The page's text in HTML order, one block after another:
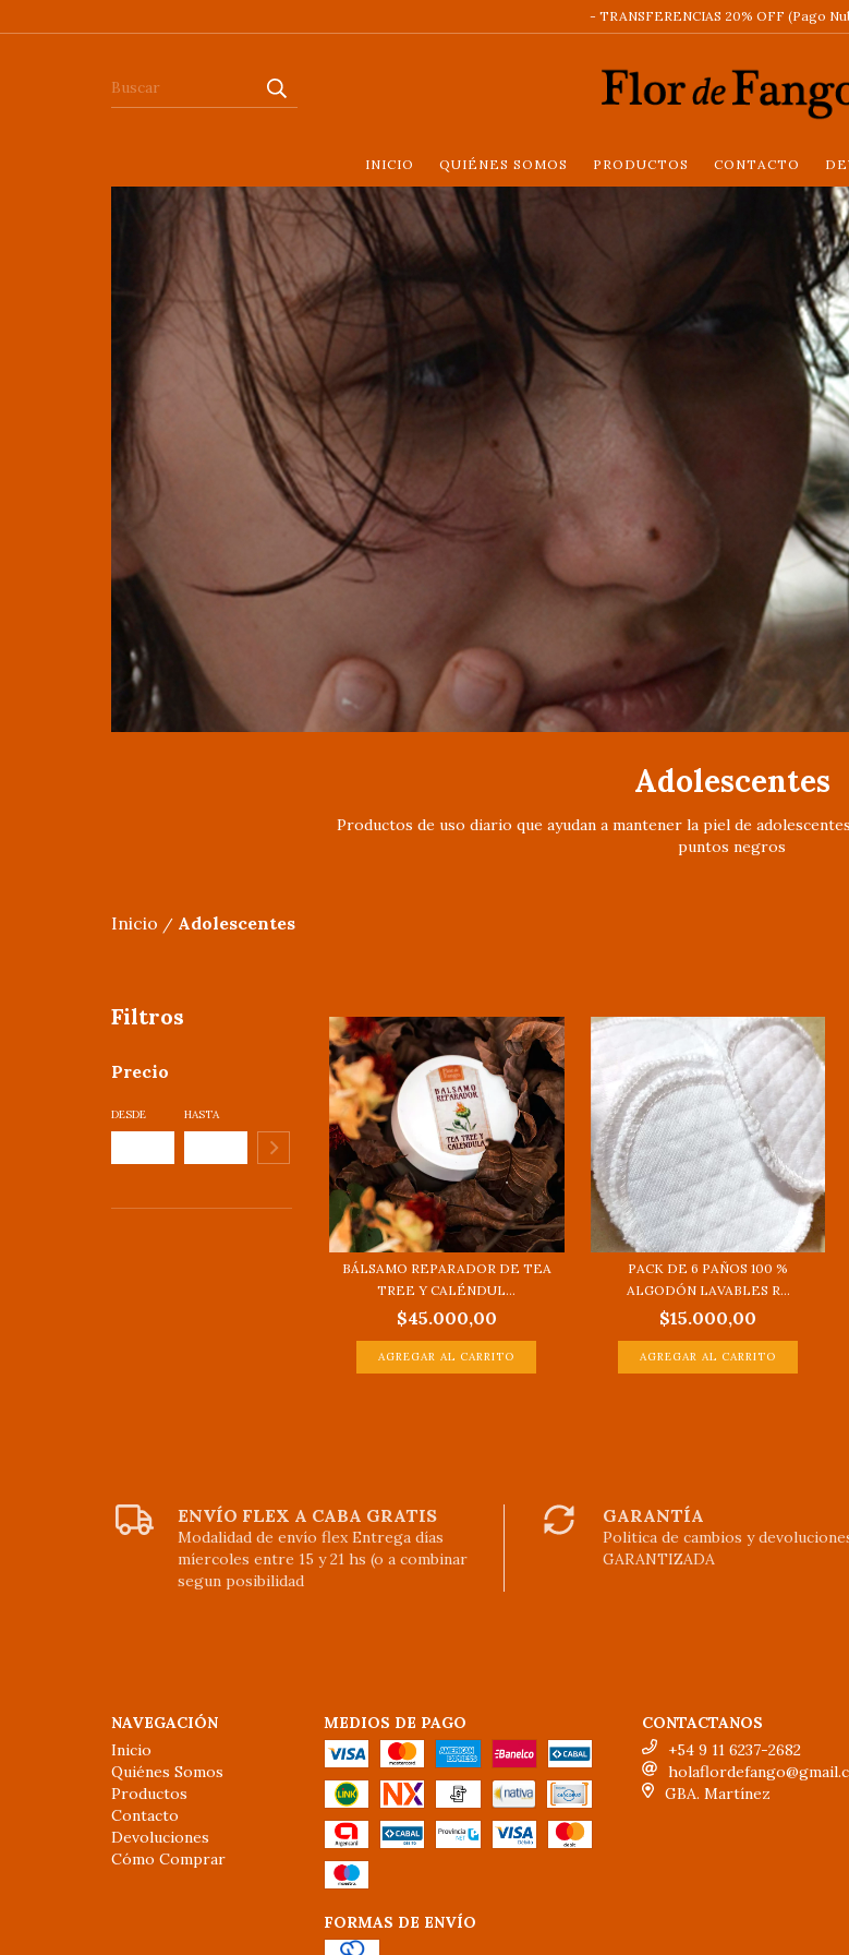
- TRANSFERENCIAS 20% OFF (Pago
INICIO QUIÉNES SOMOS PRODUCTOS CONTACTO
Adolescentes
Productos de uso diario que ayudan a mantener la piel de
puntos negros
Inicio / Adolescentes
Filtros
Precio
DESDE HASTA
BÁLSAMO REPARADOR DE TEA
TREE Y CALÉNDUL...
$45.000,00
PACK DE 6 PAÑOS 100 %
ALGODÓN LAVABLES R...
$15.000,00
ENVÍO FLEX A CABA GRATIS
Modalidad de envío flex Entrega días
míercoles entre 15 y 21 hs (o a combinar
segun posibilidad
GARANTÍA
Politica de cambios y
GARANTIZADA
NAVEGACIÓN
Inicio
Quiénes Somos
Productos
Contacto
Devoluciones
Cómo Comprar
MEDIOS DE PAGO
FORMAS DE ENVÍO
CONTACTANOS
+54 9 11 6237-2682
GBA. Martínez